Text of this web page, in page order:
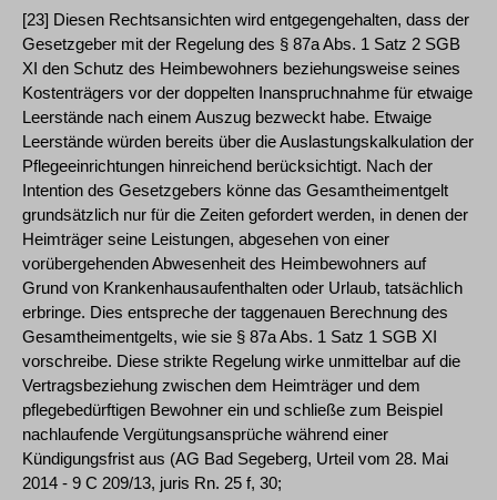
[23] Diesen Rechtsansichten wird entgegengehalten, dass der
Gesetzgeber mit der Regelung des § 87a Abs. 1 Satz 2 SGB
XI den Schutz des Heimbewohners beziehungsweise seines
Kostenträgers vor der doppelten Inanspruchnahme für etwaige
Leerstände nach einem Auszug bezweckt habe. Etwaige
Leerstände würden bereits über die Auslastungskalkulation der
Pflegeeinrichtungen hinreichend berücksichtigt. Nach der
Intention des Gesetzgebers könne das Gesamtheimentgelt
grundsätzlich nur für die Zeiten gefordert werden, in denen der
Heimträger seine Leistungen, abgesehen von einer
vorübergehenden Abwesenheit des Heimbewohners auf
Grund von Krankenhausaufenthalten oder Urlaub, tatsächlich
erbringe. Dies entspreche der taggenauen Berechnung des
Gesamtheimentgelts, wie sie § 87a Abs. 1 Satz 1 SGB XI
vorschreibe. Diese strikte Regelung wirke unmittelbar auf die
Vertragsbeziehung zwischen dem Heimträger und dem
pflegebedürftigen Bewohner ein und schließe zum Beispiel
nachlaufende Vergütungsansprüche während einer
Kündigungsfrist aus (AG Bad Segeberg, Urteil vom 28. Mai
2014 - 9 C 209/13, juris Rn. 25 f, 30;